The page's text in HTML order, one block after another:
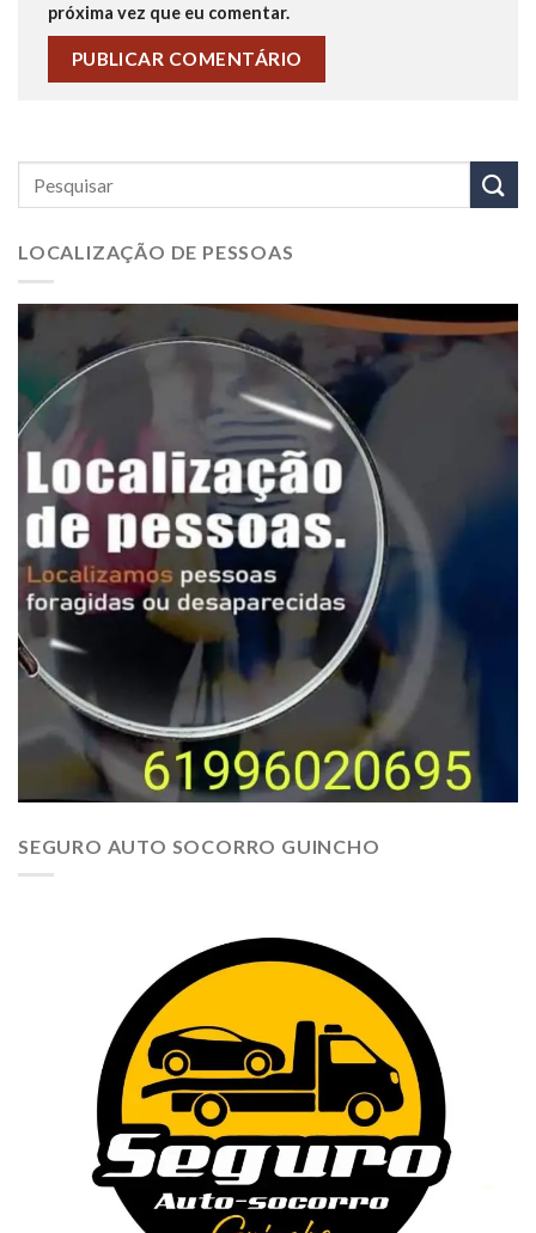
próxima vez que eu comentar.
LOCALIZAÇÃO DE PESSOAS
SEGURO AUTO SOCORRO GUINCHO